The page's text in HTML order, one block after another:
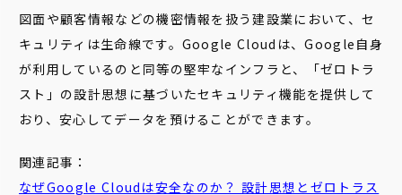
図面や顧客情報などの機密情報を扱う建設業において、セ
キュリティは生命線です。Google Cloudは、Google自身
が利用しているのと同等の堅牢なインフラと、「ゼロトラ
スト」の設計思想に基づいたセキュリティ機能を提供して
おり、安心してデータを預けることができます。
関連記事：
なぜGoogle Cloudは安全なのか？ 設計思想とゼロトラス